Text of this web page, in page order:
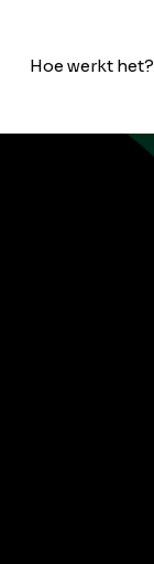
Hoe werkt het?